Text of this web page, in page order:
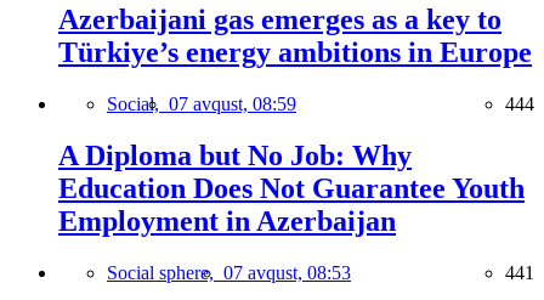
Azerbaijani gas emerges as a key to
Türkiye’s energy ambitions in Europe
Social, 07 avqust, 08:59 444
A Diploma but No Job: Why
Education Does Not Guarantee Youth
Employment in Azerbaijan
Social sphere, 07 avqust, 08:53 441